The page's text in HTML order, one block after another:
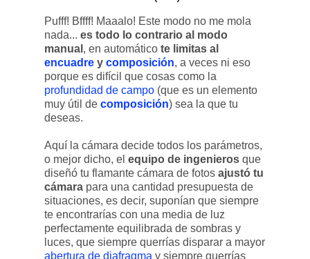
Pufff! Bffff! Maaalo! Este modo no me mola
nada... es todo lo contrario al modo
manual , en automático te limitas al
encuadre y composición, a veces ni eso
porque es difícil que cosas como la
profundidad de campo (que es un elemento
muy útil de composición) sea la que tu
deseas.
Aquí la cámara decide todos los parámetros,
o mejor dicho, el equipo de ingenieros que
diseñó tu flamante cámara de fotos ajustó tu
cámara para una cantidad presupuesta de
situaciones, es decir, suponían que siempre
te encontrarías con una media de luz
perfectamente equilibrada de sombras y
luces, que siempre querrías disparar a mayor
abertura de diafragma y siempre querrías